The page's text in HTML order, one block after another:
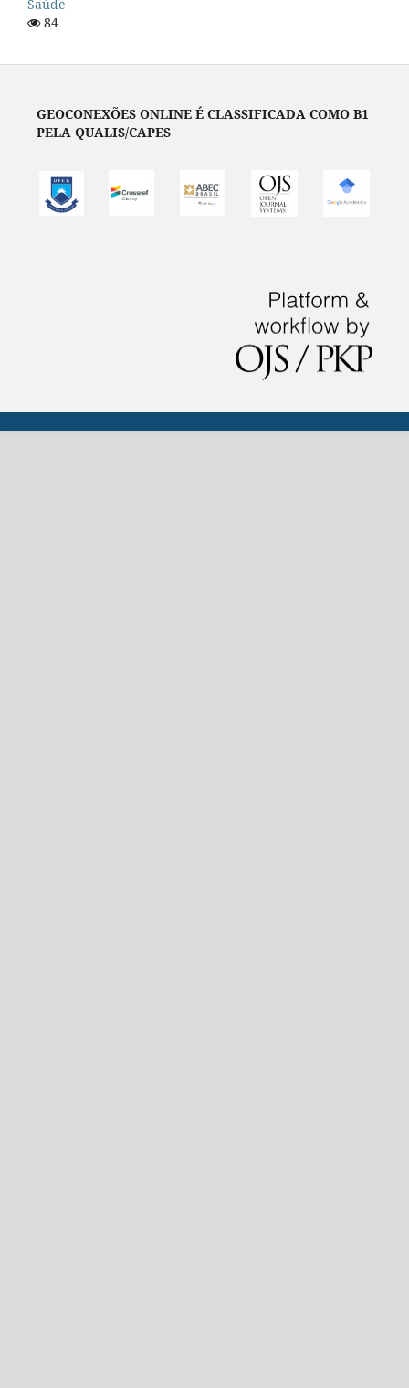
Saúde
84
GEOCONEXÕES ONLINE É CLASSIFICADA COMO B1
PELA QUALIS/CAPES